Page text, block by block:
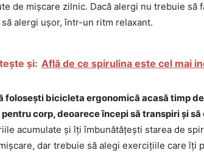
de mișcare zilnic. Dacă alergi nu trebuie
alergi ușor, într-un ritm relaxant.
și: Află de ce spirulina este cel mai
folosești bicicleta ergonomică acasă timp
pentru corp, deoarece începi să transpiri și
acumulate și îți îmbunătățești starea de
dar trebuie să alegi exercițiile care îți